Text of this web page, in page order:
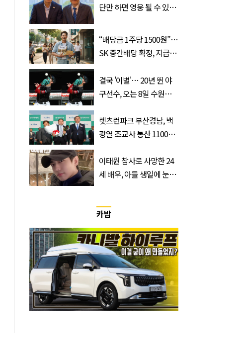
단만 하면 영웅 될 수 있
“배당금 1주당 1500원”…
SK 중간배당 확정, 지급일
결국 '이별'… 20년 뛴 야
구선수, 오는 8일 수원서
렛츠런파크 부산경남, 백
광열 조교사 통산 1100
이태원 참사로 사망한 24
세 배우, 아들 생일에 눈물
카밥